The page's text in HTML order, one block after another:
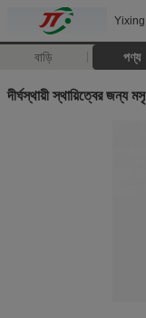
বাড়ি পণ্য
দীর্ঘস্থায়ী স্থায়িত্বের